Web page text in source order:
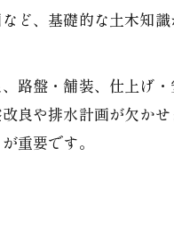
ど、基礎的な土木知
路盤・舗装、仕上げ
良や排水計画が欠か
重要です。